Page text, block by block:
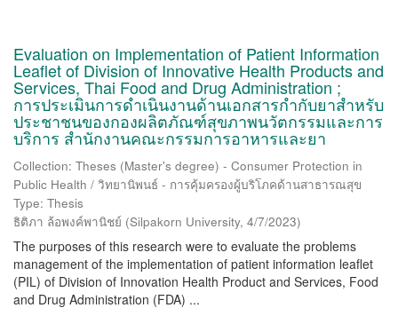
Evaluation on Implementation of Patient Information
Leaflet of Division of Innovative Health Products and
Services, Thai Food and Drug Administration ;
การประเมินการดำเนินงานด้านเอกสารกำกับยาสำหรับ
ประชาชนของกองผลิตภัณฑ์สุขภาพนวัตกรรมและการ
บริการ สำนักงานคณะกรรมการอาหารและยา
Collection: Theses (Master's degree) - Consumer Protection in
Public Health / วิทยานิพนธ์ - การคุ้มครองผู้บริโภคด้านสาธารณสุข
Type: Thesis
ธิติภา ล้อพงค์พานิชย์ (Silpakorn University, 4/7/2023)
The purposes of this research were to evaluate the problems
management of the implementation of patient information leaflet
(PIL) of Division of Innovation Health Product and Services, Food
and Drug Administration (FDA) ...